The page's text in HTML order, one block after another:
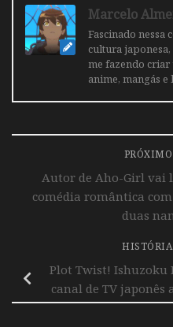
Marcelo
Fascinado nessa
cultura
me fazendo criar
anime, mangás
Autor de Aho-Girl vai
comédia romântica
duas
Plot Twist! Ishuzoku
canal de TV japonês